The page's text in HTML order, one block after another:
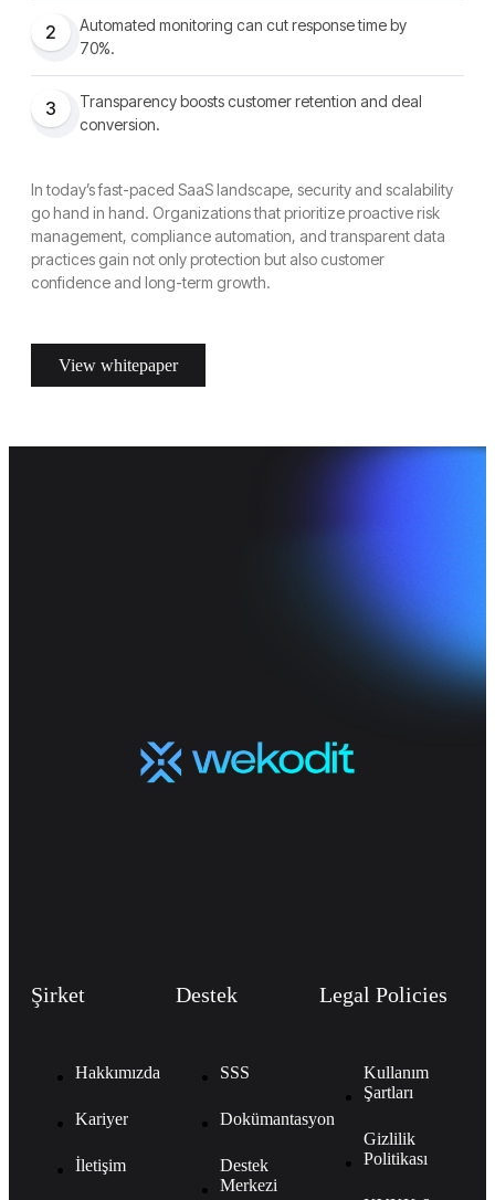
2
Automated monitoring can cut response time by
70%.
3
Transparency boosts customer retention and deal
conversion.
In today’s fast-paced SaaS landscape, security and scalability
go hand in hand. Organizations that prioritize proactive risk
management, compliance automation, and transparent data
practices gain not only protection but also customer
confidence and long-term growth.
View whitepaper
Şirket
Hakkımızda
Kariyer
İletişim
Destek
SSS
Dokümantasyon
Destek
Merkezi
Legal Policies
Kullanım
Şartları
Gizlilik
Politikası